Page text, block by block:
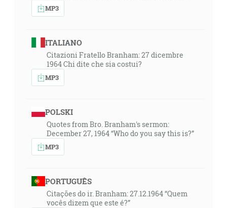
MP3
ITALIANO
Citazioni Fratello Branham: 27 dicembre
1964 Chi dite che sia costui?
MP3
POLSKI
Quotes from Bro. Branham's sermon:
December 27, 1964 “Who do you say this is?”
MP3
PORTUGUÊS
Citações do ir. Branham: 27.12.1964 “Quem
vocês dizem que este é?”